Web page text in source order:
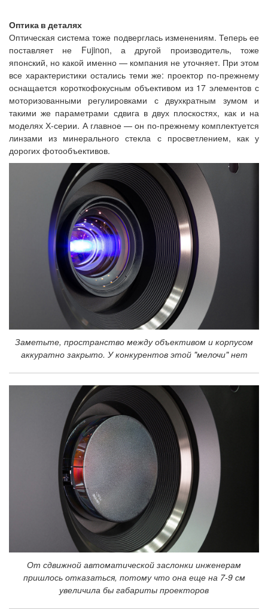
Оптика в деталях
Оптическая система тоже подверглась изменениям. Теперь ее
поставляет не Fujinon, а другой производитель, тоже
японский, но какой именно — компания не уточняет. При этом
все характеристики остались теми же: проектор по-прежнему
оснащается короткофокусным объективом из 17 элементов с
моторизованными регулировками с двухкратным зумом и
такими же параметрами сдвига в двух плоскостях, как и на
моделях Х-серии. А главное — он по-прежнему комплектуется
линзами из минерального стекла с просветлением, как у
дорогих фотообъективов.
Заметьте, пространство между объективом и корпусом
аккуратно закрыто. У конкурентов этой "мелочи" нет
От сдвижной автоматической заслонки инженерам
пришлось отказаться, потому что она еще на 7-9 см
увеличила бы габариты проекторов